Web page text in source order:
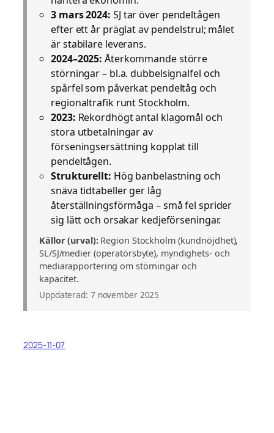
3 mars 2024: SJ tar över pendeltågen
efter ett år präglat av pendelstrul; målet
är stabilare leverans.
2024–2025: Återkommande större
störningar – bl.a. dubbel­signalfel och
spårfel som påverkat pendeltåg och
regionaltrafik runt Stockholm.
2023: Rekordhögt antal klagomål och
stora utbetalningar av
förseningsersättning kopplat till
pendeltågen.
Strukturellt: Hög banbelastning och
snäva tidtabeller ger låg
återställningsförmåga – små fel sprider
sig lätt och orsakar kedjeförseningar.
Källor (urval): Region Stockholm (kundnöjdhet),
SL/SJ/medier (operatörsbyte), myndighets- och
mediarapportering om störningar och
kapacitet.
Uppdaterad: 7 november 2025
2025-11-07